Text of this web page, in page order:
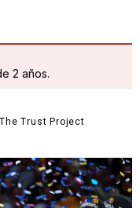
2 años.